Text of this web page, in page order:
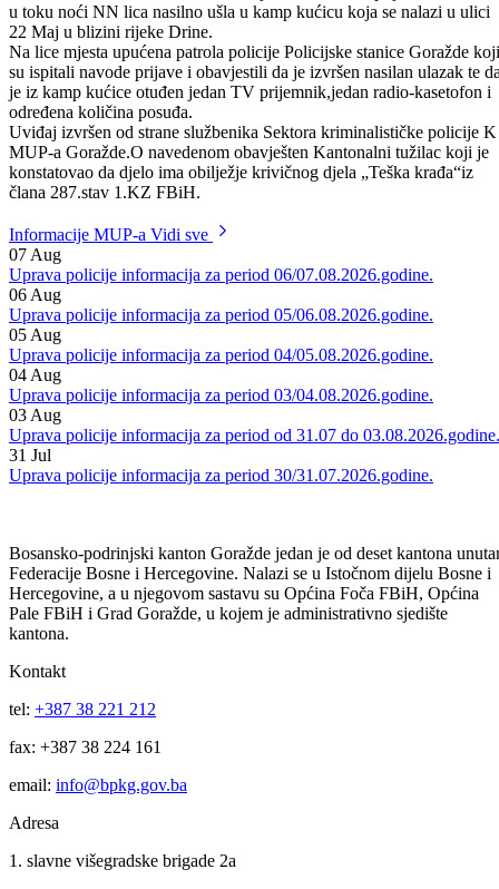
Odštampaj stranicu
Dana 15.08.2010.godine u 18,13 sati,dežurnoj službi Policijske
Goražde obratilo se lice Š.N. nastanjen u Goraždu i prijavio da su mu
u toku noći NN lica nasilno ušla u kamp kućicu koja se nalazi u ulici
22 Maj u blizini rijeke Drine.
Na lice mjesta upućena patrola policije Policijske stanice Goražde koji
su ispitali navode prijave i obavjestili da je izvršen nasilan ulazak te
je iz kamp kućice otuđen jedan TV prijemnik,jedan radio-kasetofon i
određena količina posuđa.
Uviđaj izvršen od strane službenika Sektora kriminalističke policije K
konstatovao da djelo ima obilježje krivičnog djela „Teška krađa“iz
člana 287.stav 1.KZ FBiH.
Informacije MUP-a
07Aug
Uprava policije informacija za period 06/07.08.2026.godine.
06Aug
Uprava policije informacija za period 05/06.08.2026.godine.
05Aug
Uprava policije informacija za period 04/05.08.2026.godine.
04Aug
Uprava policije informacija za period 03/04.08.2026.godine.
03Aug